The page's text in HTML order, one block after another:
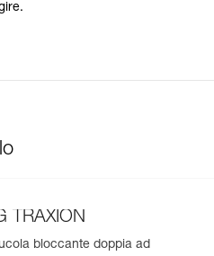
TRAXION
bloccante doppia ad